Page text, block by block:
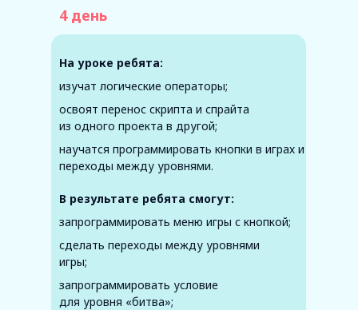
На уроке ребята:
В результате ребята смогут:
4 день
изучат логические операторы;
освоят перенос скрипта и спрайта
из одного проекта в другой;
научатся программировать кнопки в играх и
переходы между уровнями.
запрограммировать меню игры с кнопкой;
сделать переходы между уровнями
игры;
запрограммировать условие
для уровня «битва»;